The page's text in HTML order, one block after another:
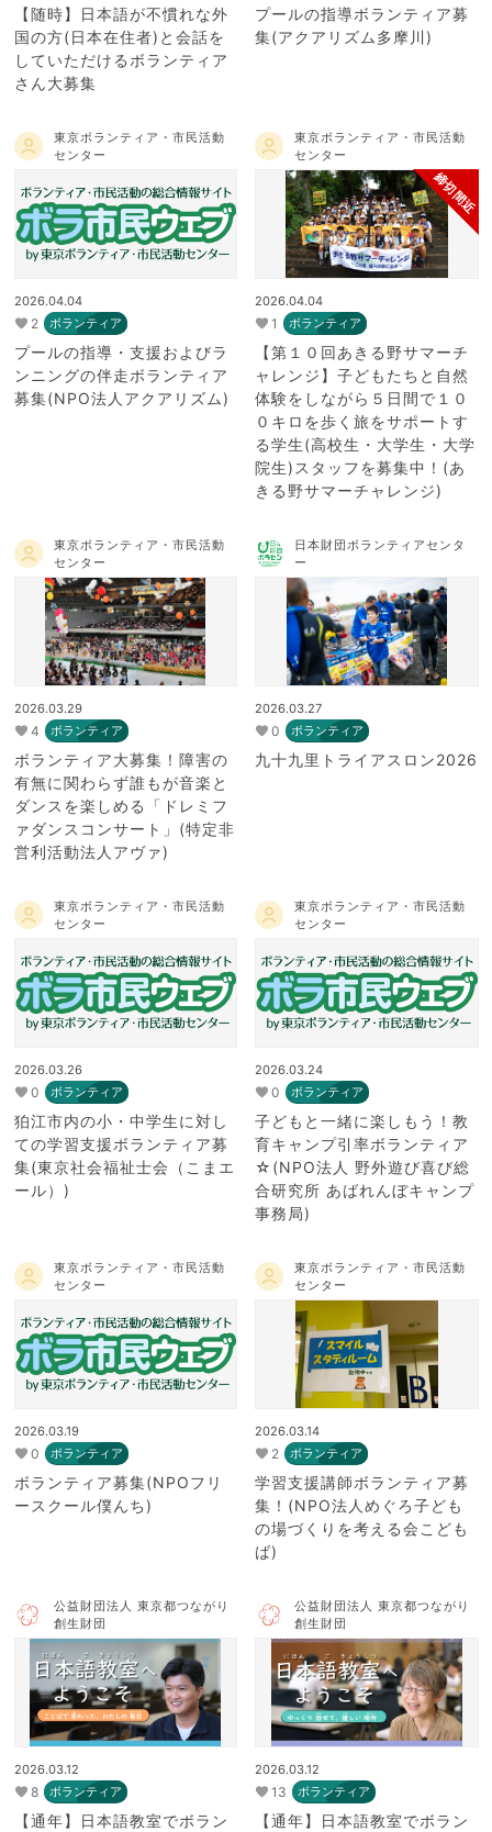
【随時】日本語が不慣れな外
国の方(日本在住者)と会話を
していただけるボランティア
さん大募集
プールの指導ボランティア募
集(アクアリズム多摩川)
東京ボランティア・市民活動
センター
2026.04.04
2 ボランティア
プールの指導・支援およびラ
ンニングの伴走ボランティア
募集(NPO法人アクアリズム)
東京ボランティア・市民活動
センター
締切間近
2026.04.04
1 ボランティア
【第１０回あきる野サマーチ
ャレンジ】子どもたちと自然
体験をしながら５日間で１０
０キロを歩く旅をサポートす
る学生(高校生・大学生・大学
院生)スタッフを募集中！(あ
きる野サマーチャレンジ)
東京ボランティア・市民活動
センター
2026.03.29
4 ボランティア
ボランティア大募集！障害の
有無に関わらず誰もが音楽と
ダンスを楽しめる「ドレミフ
ァダンスコンサート」(特定非
営利活動法人アヴァ)
日本財団ボランティアセンタ
ー
2026.03.27
0 ボランティア
九十九里トライアスロン2026
東京ボランティア・市民活動
センター
2026.03.26
0 ボランティア
狛江市内の小・中学生に対し
ての学習支援ボランティア募
集(東京社会福祉士会（こまエ
ール）)
東京ボランティア・市民活動
センター
2026.03.24
0 ボランティア
子どもと一緒に楽しもう！教
育キャンプ引率ボランティア
☆(NPO法人 野外遊び喜び総
合研究所 あばれんぼキャンプ
事務局)
東京ボランティア・市民活動
センター
2026.03.19
0 ボランティア
ボランティア募集(NPOフリ
ースクール僕んち)
東京ボランティア・市民活動
センター
2026.03.14
2 ボランティア
学習支援講師ボランティア募
集！(NPO法人めぐろ子ども
の場づくりを考える会こども
ば)
公益財団法人 東京都つながり
創生財団
2026.03.12
8 ボランティア
【通年】日本語教室でボラン
公益財団法人 東京都つながり
創生財団
2026.03.12
13 ボランティア
【通年】日本語教室でボラン